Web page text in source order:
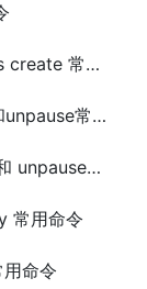
Docker CLI docker buildx imagetools create 常用命令
Docker CLI docker compose pause和unpause常用命令
Docker CLI docker container pause 和 unpause常用命令
常用命令
命令